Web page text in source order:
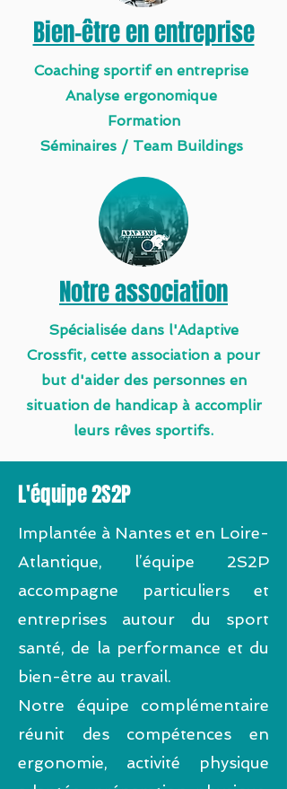
Bien-être en entreprise
Coaching sportif en entreprise
Analyse ergonomique
Formation
Séminaires / Team Buildings
Notre association
Spécialisée dans l'Adaptive
Crossfit, cette association a pour
but d'aider des personnes en
situation de handicap à accomplir
leurs rêves sportifs.
L'équipe 2S2P
Implantée à Nantes et en Loire-
Atlantique, l’équipe 2S2P
accompagne particuliers et
entreprises autour du sport
santé, de la performance et du
bien-être au travail.
Notre équipe complémentaire
réunit des compétences en
ergonomie, activité physique